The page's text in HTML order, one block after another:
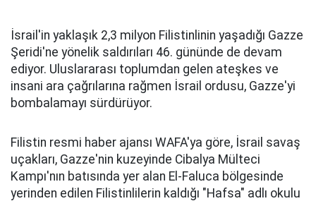
İsrail'in yaklaşık 2,3 milyon Filistinlinin yaşadığı Gazze
Şeridi'ne yönelik saldırıları 46. gününde de devam
ediyor. Uluslararası toplumdan gelen ateşkes ve
insani ara çağrılarına rağmen İsrail ordusu, Gazze'yi
bombalamayı sürdürüyor.
Filistin resmi haber ajansı WAFA'ya göre, İsrail savaş
uçakları, Gazze'nin kuzeyinde Cibalya Mülteci
Kampı'nın batısında yer alan El-Faluca bölgesinde
yerinden edilen Filistinlilerin kaldığı "Hafsa" adlı okulu